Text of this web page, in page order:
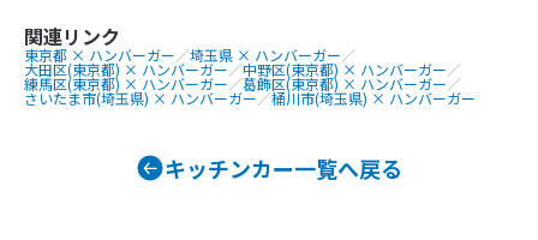
関連リンク
東京都 × ハンバーガー／埼玉県 × ハンバーガー／
大田区(東京都) × ハンバーガー／中野区(東京都) × ハンバーガー／
練馬区(東京都) × ハンバーガー／葛飾区(東京都) × ハンバーガー／
さいたま市(埼玉県) × ハンバーガー／桶川市(埼玉県) × ハンバーガー
キッチンカー一覧へ戻る